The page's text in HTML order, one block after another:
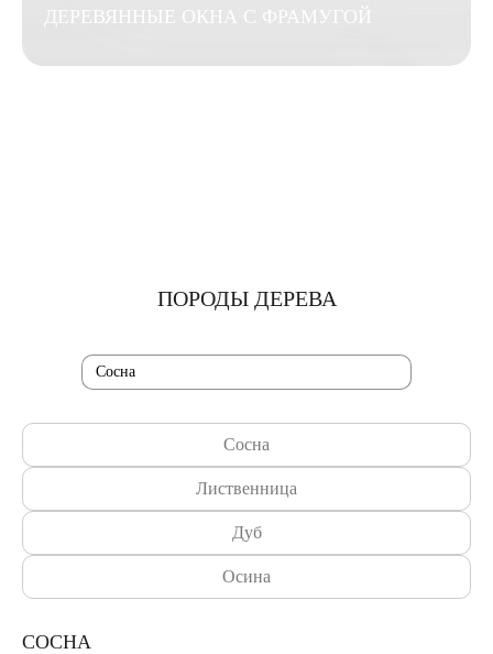
ДЕРЕВЯННЫЕ ОКНА С ФРАМУГОЙ
ПОРОДЫ ДЕРЕВА
Сосна
Лиственница
Дуб
Осина
СОСНА